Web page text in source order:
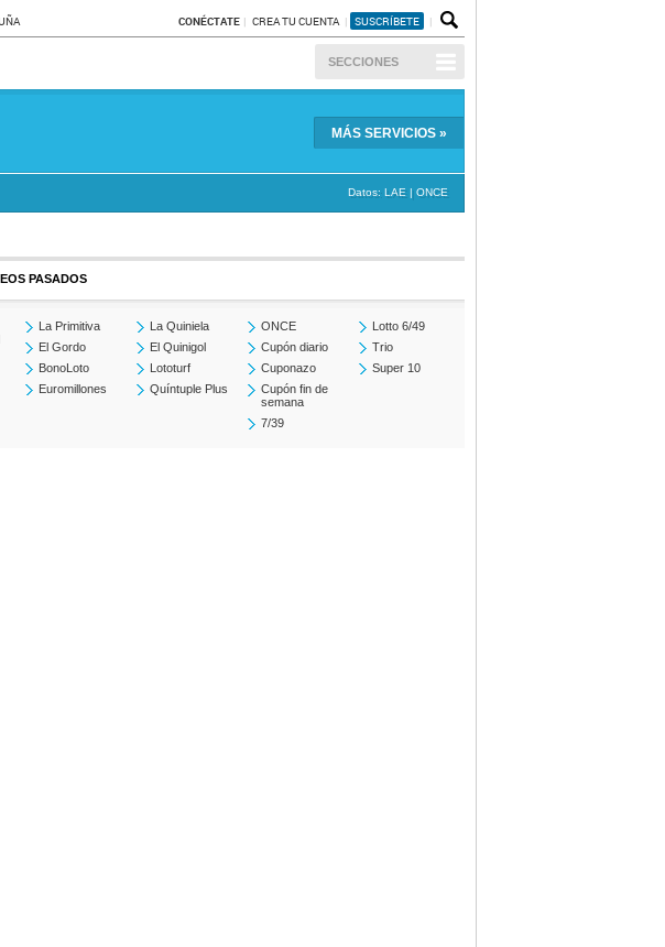
CONÉCTATE CREA TU CUENTA SUSCRÍBETE
SECCIONES
MÁS SERVICIOS »
Datos: LAE | ONCE
PASADOS
La Primitiva
El Gordo
BonoLoto
Euromillones
La Quiniela
El Quinigol
Lototurf
Quíntuple Plus
ONCE
Cupón diario
Cuponazo
Cupón fin de
semana
7/39
Lotto 6/49
Trio
Super 10